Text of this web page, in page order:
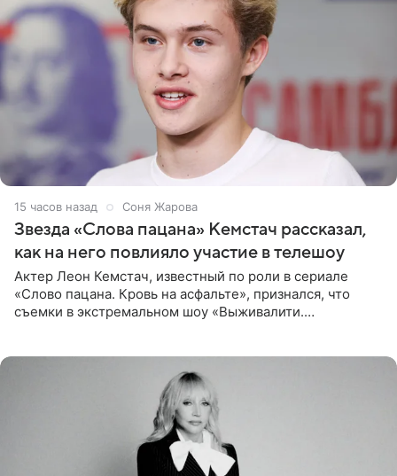
15 часов назад Соня Жарова
Звезда «Слова пацана» Кемстач рассказал,
как на него повлияло участие в телешоу
Актер Леон Кемстач, известный по роли в сериале
«Слово пацана. Кровь на асфальте», признался, что
съемки в экстремальном шоу «Выживалити.